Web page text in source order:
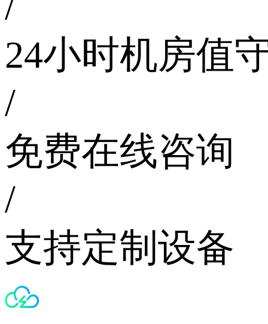
24小时机房值
/
免费在线咨询
/
支持定制设备